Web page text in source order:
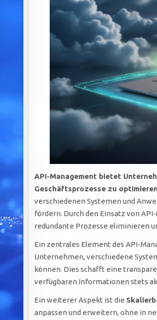
API-Management bietet
Geschäftsprozesse zu
verschiedenen Systemen und
fördern. Durch den Einsatz von
redundante Prozesse eliminieren
Ein zentrales Element des API-
Unternehmen, verschiedene
können. Dies schafft eine
verfügbaren Informationen stets
Ein weiterer Aspekt ist die
anpassen und erweitern, ohne in